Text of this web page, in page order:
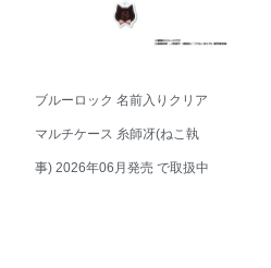
ブルーロック 名前入りクリア
マルチケース 糸師冴(ねこ執
事) 2026年06月発売 で取扱中